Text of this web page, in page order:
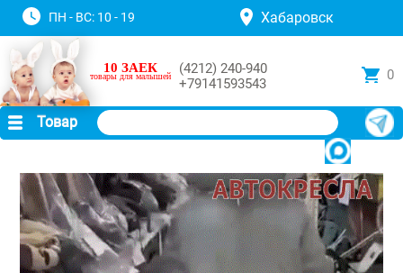
ПН - ВС: 10 - 19 Хабаровск
10 ЗАЕК
товары для малышей
(4212) 240-940
+79141593543
0
Товар